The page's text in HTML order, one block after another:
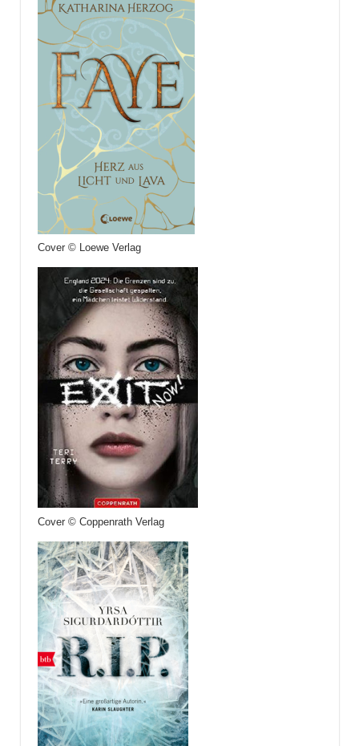
Cover © Loewe Verlag
Cover © Coppenrath Verlag